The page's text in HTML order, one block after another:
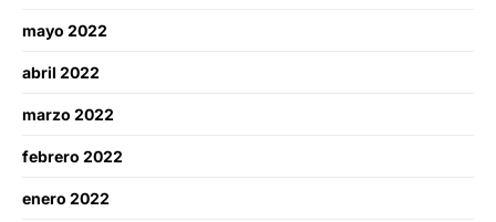
mayo 2022
abril 2022
marzo 2022
febrero 2022
enero 2022